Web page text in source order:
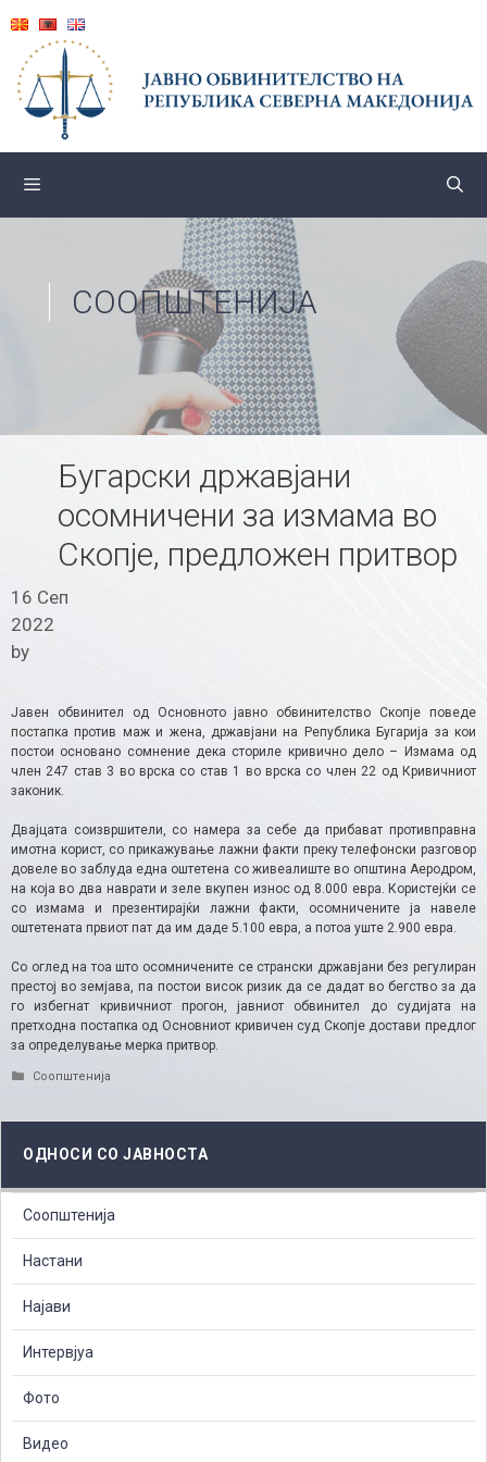
content
СООПШТЕНИЈА
Бугарски државјани
осомничени за измама во
Скопје, предложен притвор
16 Сеп
2022
by
Јавен обвинител од Основното јавно обвинителство Скопје поведе
постапка против маж и жена, државјани на Република Бугарија за кои
постои основано сомнение дека сториле кривично дело – Измама од
член 247 став 3 во врска со став 1 во врска со член 22 од Кривичниот
законик.
Двајцата соизвршители, со намера за себе да прибават противправна
имотна корист, со прикажување лажни факти преку телефонски разговор
довеле во заблуда една оштетена со живеалиште во општина Аеродром,
на која во два наврати и зеле вкупен износ од 8.000 евра. Користејќи се
со измама и презентирајќи лажни факти, осомничените ја навеле
оштетената првиот пат да им даде 5.100 евра, а потоа уште 2.900 евра.
Со оглед на тоа што осомничените се странски државјани без регулиран
престој во земјава, па постои висок ризик да се дадат во бегство за да
го избегнат кривичниот прогон, јавниот обвинител до судијата на
претходна постапка од Основниот кривичен суд Скопје достави предлог
за определување мерка притвор.
Categories
Соопштенија
ОДНОСИ СО ЈАВНОСТА
Соопштенија
Настани
Најави
Интервјуа
Фото
Видео